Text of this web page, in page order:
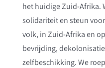
het huidige Zuid-Afrika.
solidariteit en steun
volk, in Zuid-Afrika en
bevrijding,
zelfbeschikking. We